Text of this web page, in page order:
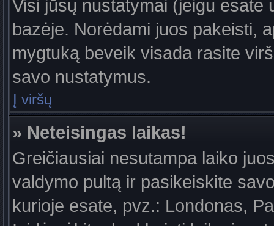
Visi jūsų nustatymai (jeigu
bazėje. Norėdami juos pakeisti,
mygtuką beveik visada rasite
savo nustatymus.
Į viršų
» Neteisingas laikas!
Greičiausiai nesutampa laiko
valdymo pultą ir pasikeiskite
kurioje esate, pvz.: Londonas,